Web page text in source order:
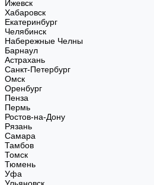
Ижевск
Хабаровск
Екатеринбург
Челябинск
Набережные Челны
Барнаул
Астрахань
Санкт-Петербург
Омск
Оренбург
Пенза
Пермь
Ростов-на-Дону
Рязань
Самара
Тамбов
Томск
Тюмень
Уфа